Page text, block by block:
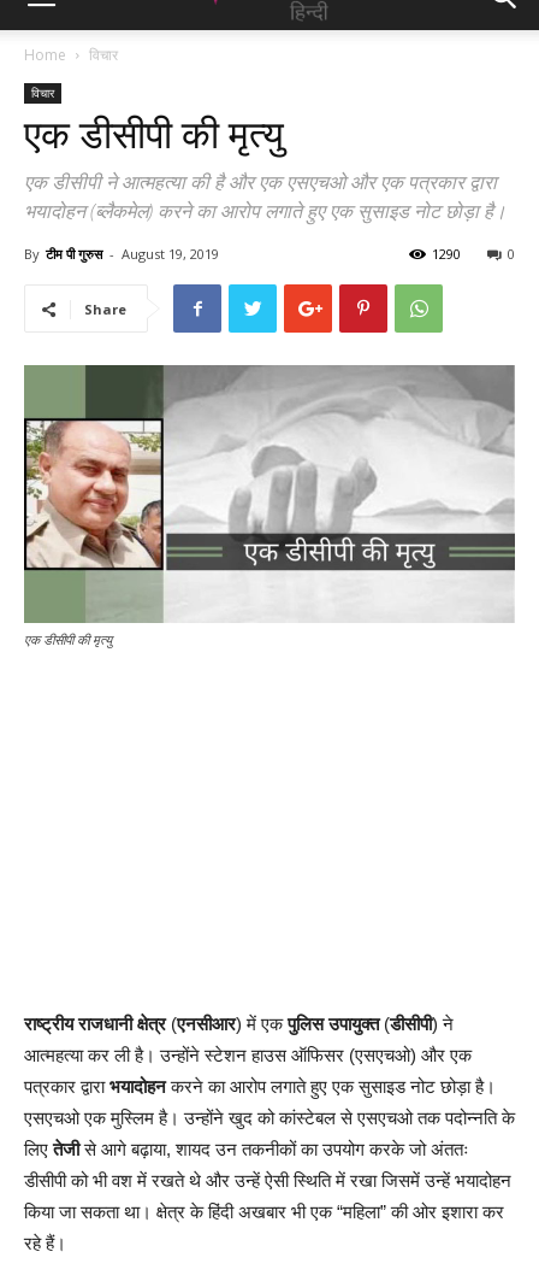
Home विचार
विचार
एक डीसीपी की मृत्यु
एक डीसीपी ने आत्महत्या की है और एक एसएचओ और एक पत्रकार द्वारा
भयादोहन (ब्लैकमेल) करने का आरोप लगाते हुए एक सुसाइड नोट छोड़ा है।
By टीम पी गुरुस - August 19, 2019 0
1290
Share
एक डीसीपी की मृत्यु
राष्ट्रीय राजधानी क्षेत्र(एनसीआर) में एकपुलिस उपायुक्त(डीसीपी) ने
आत्महत्या कर ली है। उन्होंने स्टेशन हाउस ऑफिसर (एसएचओ) और एक
पत्रकार द्वाराभयादोहनकरने का आरोप लगाते हुए एक सुसाइड नोट छोड़ा है।
एसएचओ एक मुस्लिम है। उन्होंने खुद को कांस्टेबल से एसएचओ तक पदोन्नति के
लिएतेजीसे आगे बढ़ाया, शायद उन तकनीकों का उपयोग करके जो अंततः
डीसीपी को भी वश में रखते थे और उन्हें ऐसी स्थिति में रखा जिसमें उन्हें भयादोहन
किया जा सकता था। क्षेत्र के हिंदी अखबार भी एक “महिला” की ओर इशारा कर
रहे हैं।